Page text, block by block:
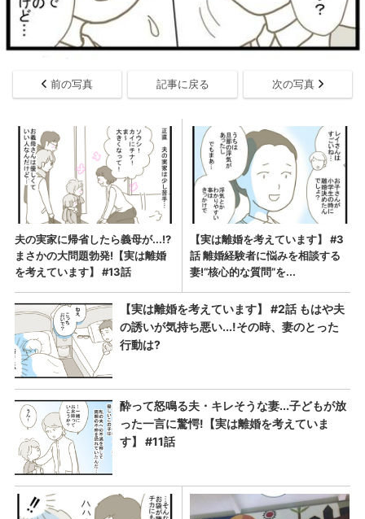
前の写真 記事に戻る 次の写真